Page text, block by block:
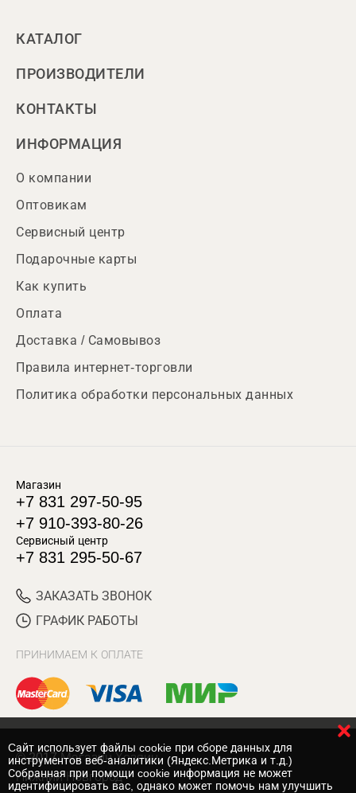
КАТАЛОГ
ПРОИЗВОДИТЕЛИ
КОНТАКТЫ
ИНФОРМАЦИЯ
О компании
Оптовикам
Сервисный центр
Подарочные карты
Как купить
Оплата
Доставка / Самовывоз
Правила интернет-торговли
Политика обработки персональных данных
Магазин
+7 831 297-50-95
+7 910-393-80-26
Сервисный центр
+7 831 295-50-67
ЗАКАЗАТЬ ЗВОНОК
ГРАФИК РАБОТЫ
ПРИНИМАЕМ К ОПЛАТЕ
© 2017 Магазин Хозяин
Нижний Новгород
Cайт использует файлы cookie при сборе данных для
инструментов веб-аналитики (Яндекс.Метрика и т.д.)
Собранная при помощи cookie информация не может
идентифицировать вас, однако может помочь нам улучшить